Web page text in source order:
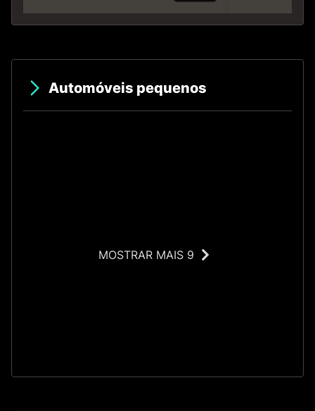
Automóveis pequenos
MOSTRAR MAIS 9